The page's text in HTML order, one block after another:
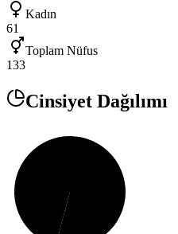
Kadın
61
Toplam Nüfus
133
Cinsiyet Dağılımı